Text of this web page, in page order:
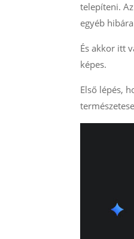
telepíteni.
egyéb
És akkor itt
képes.
Első lépés,